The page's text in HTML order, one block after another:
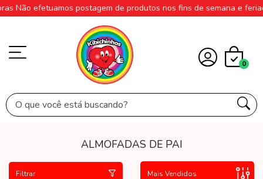
efetuamos postagem de produtos nos fins de semana e feriados.
0
ALMOFADAS DE PAI
Filtrar